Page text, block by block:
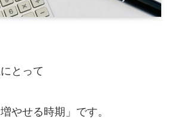
とって
やせる時期」です。